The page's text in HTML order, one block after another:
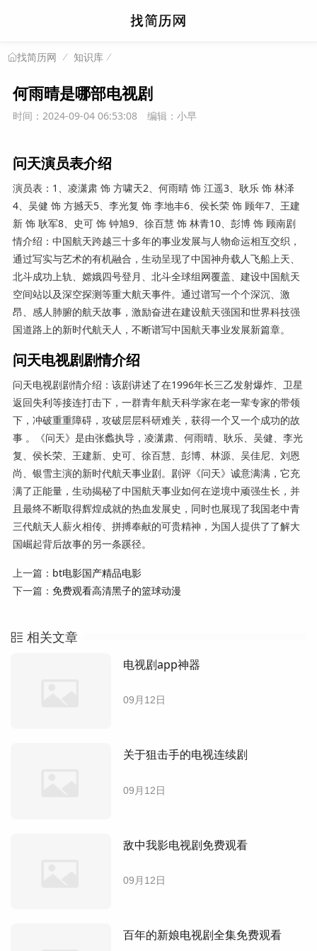
找简历网 知识库
何雨晴是哪部电视剧
时间：2024-09-04 06:53:08 编辑：小早
问天演员表介绍
演员表：1、凌潇肃 饰 方啸天2、何雨晴 饰 江遥3、耿乐 饰 林泽
4、吴健 饰 方撼天5、李光复 饰 李地丰6、侯长荣 饰 顾年7、王建
新 饰 耿军8、史可 饰 钟旭9、徐百慧 饰 林青10、彭博 饰 顾南剧
情介绍：中国航天跨越三十多年的事业发展与人物命运相互交织，
通过写实与艺术的有机融合，生动呈现了中国神舟载人飞船上天、
北斗成功上轨、嫦娥四号登月、北斗全球组网覆盖、建设中国航天
空间站以及深空探测等重大航天事件。通过谱写一个个深沉、激
昂、感人肺腑的航天故事，激励奋进在建设航天强国和世界科技强
国道路上的新时代航天人，不断谱写中国航天事业发展新篇章。
问天电视剧剧情介绍
问天电视剧剧情介绍：该剧讲述了在1996年长三乙发射爆炸、卫星
返回失利等接连打击下，一群青年航天科学家在老一辈专家的带领
下，冲破重重障碍，攻破层层科研难关，获得一个又一个成功的故
事 。《问天》是由张蠡执导，凌潇肃、何雨晴、耿乐、吴健、李光
复、侯长荣、王建新、史可、徐百慧、彭博、林源、吴佳尼、刘恩
尚、银雪主演的新时代航天事业剧。剧评《问天》诚意满满，它充
满了正能量，生动揭秘了中国航天事业如何在逆境中顽强生长，并
且最终不断取得辉煌成就的热血发展史，同时也展现了我国老中青
三代航天人薪火相传、拼搏奉献的可贵精神，为国人提供了了解大
国崛起背后故事的另一条蹊径。
上一篇： bt电影国产精品电影
下一篇： 免费观看高清黑子的篮球动漫
相关文章
电视剧app神器
09月12日
关于狙击手的电视连续剧
09月12日
敌中我影电视剧免费观看
09月12日
百年的新娘电视剧全集免费观看